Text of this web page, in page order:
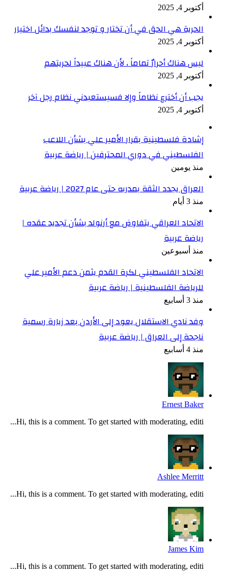
أكتوبر 4, 2025
الحرية هي الحق في أن تختار و توجد لنفسك بدائل اختيار
أكتوبر 4, 2025
ليس هناك أحرارٌ تماماً ، لأن هناك عبيداً لحريتهم
أكتوبر 4, 2025
يجب أن أخترع نظاماً وإلا فسيستعبدني نظام رجل آخر
أكتوبر 4, 2025
إشادة فلسطينية بقرار الأمير علي بشأن اللاعب
الفلسطيني في دوري المحترفين | رياضة عربية
منذ يومين
العراق يجدد الثقة بمدربه حتى عام 2027 | رياضة عربية
منذ 3 أيام
الاتحاد العراقي يتفاوض مع أرنولد بشأن تجديد عقده |
رياضة عربية
منذ أسبوعين
الاتحاد الفلسطيني لكرة القدم يثمن دعم الأمير علي
للرياضة الفلسطينية | رياضة عربية
منذ 3 أسابيع
وفد نادي الاستقلال يعود إلى الأردن بعد زيارة رسمية
ناجحة إلى العراق | رياضة عربية
منذ 4 أسابيع
Ernest Baker
Hi, this is a comment. To get started with moderating, editi...
Ashlee Merritt
Hi, this is a comment. To get started with moderating, editi...
James Kim
Hi, this is a comment. To get started with moderating, editi...